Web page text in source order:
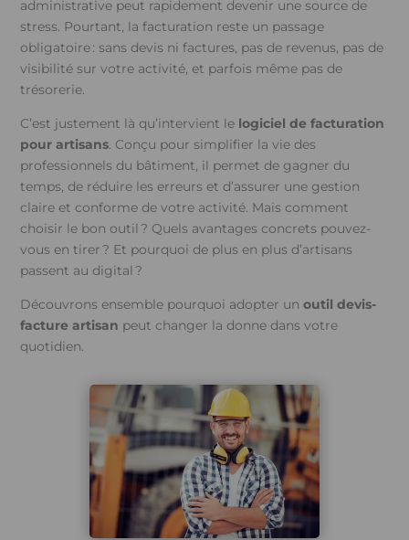
administrative peut rapidement devenir une source de
stress. Pourtant, la facturation reste un passage
obligatoire : sans devis ni factures, pas de revenus, pas de
visibilité sur votre activité, et parfois même pas de
trésorerie.
C’est justement là qu’intervient le logiciel de facturation
pour artisans. Conçu pour simplifier la vie des
professionnels du bâtiment, il permet de gagner du
temps, de réduire les erreurs et d’assurer une gestion
claire et conforme de votre activité. Mais comment
choisir le bon outil ? Quels avantages concrets pouvez-
vous en tirer ? Et pourquoi de plus en plus d’artisans
passent au digital ?
Découvrons ensemble pourquoi adopter unoutil devis-
facture artisan peut changer la donne dans votre
quotidien.